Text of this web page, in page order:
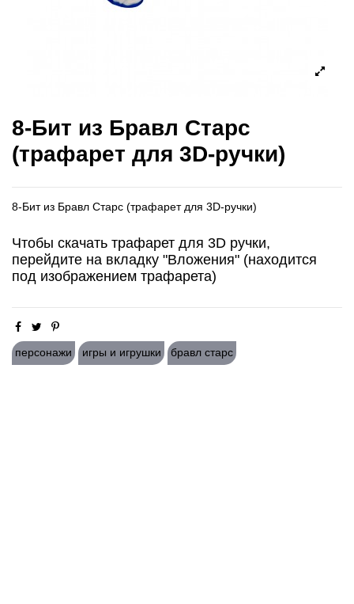
8-Бит из Бравл Старс
(трафарет для 3D-ручки)
8-Бит из Бравл Старс (трафарет для 3D-ручки)
Чтобы скачать трафарет для 3D ручки,
перейдите на вкладку "Вложения" (находится
под изображением трафарета)
персонажи игры и игрушки бравл старс